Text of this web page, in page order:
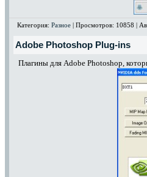
Категория: Разное | Просмотров: 10858 |
Adobe Photoshop Plug-ins
Плагины для Adobe Photoshop,